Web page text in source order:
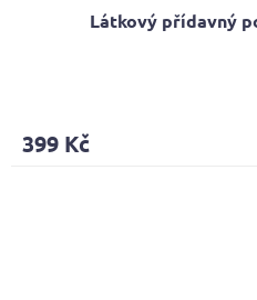
Látkový přídavný
399 Kč